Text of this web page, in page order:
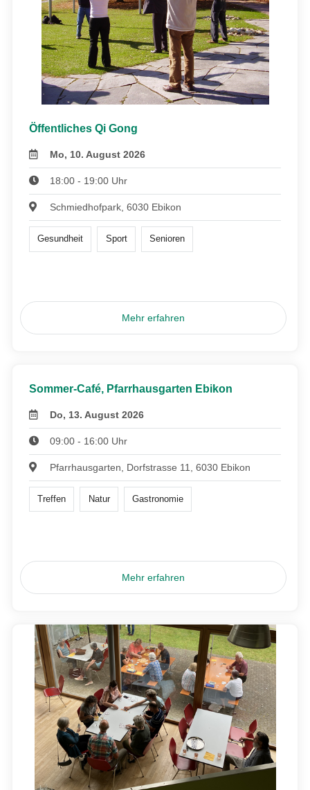
Öffentliches Qi Gong
Mo, 10. August 2026
18:00 - 19:00 Uhr
Schmiedhofpark, 6030 Ebikon
Gesundheit Sport Senioren
Mehr erfahren
Sommer-Café, Pfarrhausgarten Ebikon
Do, 13. August 2026
09:00 - 16:00 Uhr
Pfarrhausgarten, Dorfstrasse 11, 6030 Ebikon
Treffen Natur Gastronomie
Mehr erfahren